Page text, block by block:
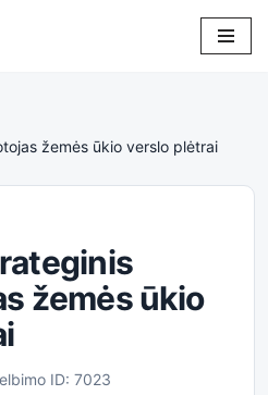
žemės ūkio verslo plėtrai
žemės ūkio
ID: 7023